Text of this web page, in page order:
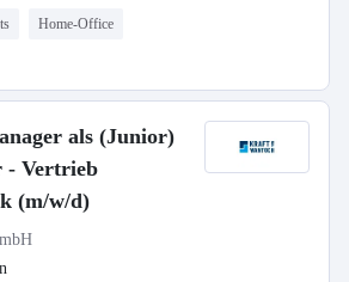
Home-Office
als (Junior)
- Vertrieb
(m/w/d)